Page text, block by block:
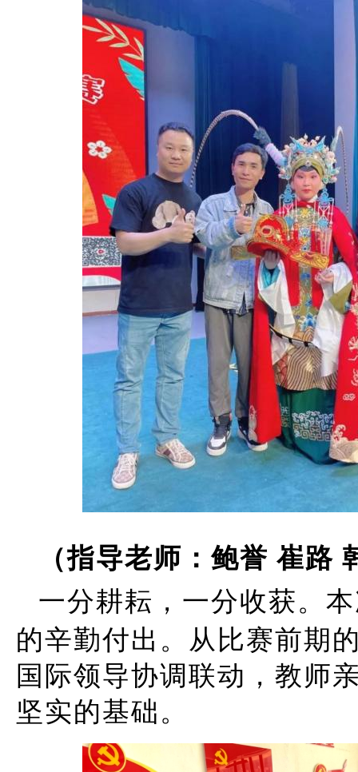
（指导老师：鲍誉 崔路
一分耕耘，一分收获。
的辛勤付出。从比赛前期
国际领导协调联动，教师
坚实的基础。